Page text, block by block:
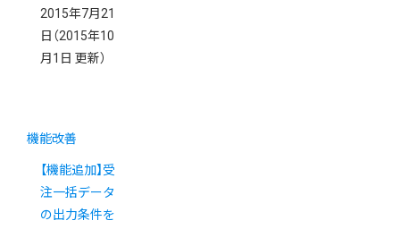
2015年7月21
日 （2015年10
月1日 更新）
機能改善
【機能追加】受
注一括データ
の出力条件を